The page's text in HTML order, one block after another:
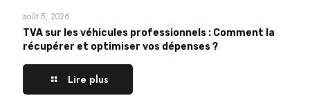
août 5, 2026
TVA sur les véhicules professionnels : Comment la
récupérer et optimiser vos dépenses ?
Lire plus